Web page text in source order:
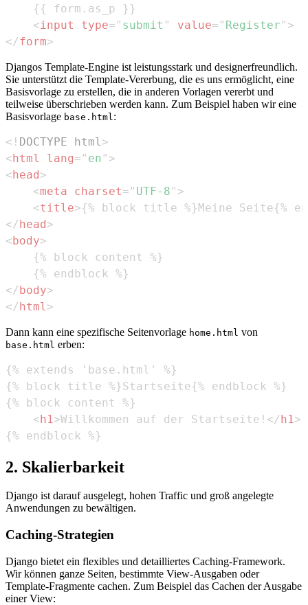
<input type= " submit " value= " Register " >
</form>
Djangos Template-Engine ist leistungsstark und designerfreundlich.
Sie unterstützt die Template-Vererbung, die es uns ermöglicht, eine
Basisvorlage zu erstellen, die in anderen Vorlagen vererbt und
teilweise überschrieben werden kann. Zum Beispiel haben wir eine
Basisvorlage base.html :
<! DOCTYPE html >
<html lang= " en " >
<head>
<meta charset= " UTF-8 " >
<title>{% block title %}Meine Seite{%
</head>
<body>
</body>
</html >
Dann kann eine spezifische Seitenvorlage home.html von
base.html erben:
<h1 >Willkommen auf der Startseite! </h1 >
{% endblock %}
2. Skalierbarkeit
Django ist darauf ausgelegt, hohen Traffic und groß angelegte
Anwendungen zu bewältigen.
Caching-Strategien
Django bietet ein flexibles und detailliertes Caching-Framework.
Wir können ganze Seiten, bestimmte View-Ausgaben oder
Template-Fragmente cachen. Zum Beispiel das Cachen der Ausgabe
einer View: